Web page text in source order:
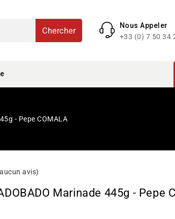
Chercher
Nous Appeler
+33 (0) 7 50 34
- Pepe COMALA
avis)
Marinade 445g - Pepe